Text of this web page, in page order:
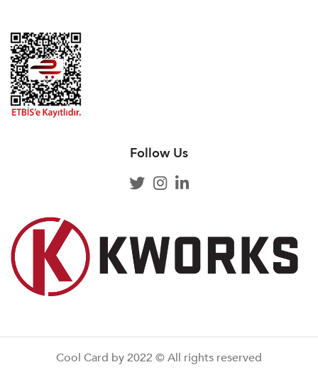
Follow Us
Cool Card by 2022 © All rights reserved